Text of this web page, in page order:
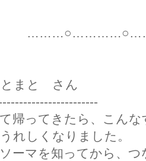
とまと さん
帰ってきたら、こん
れしくなりました。
ーマを知ってから、つ